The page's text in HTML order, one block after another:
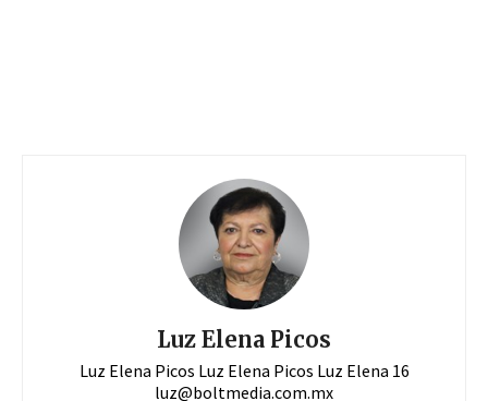
Luz Elena Picos
Luz Elena Picos Luz Elena Picos Luz Elena 16
luz@boltmedia.com.mx